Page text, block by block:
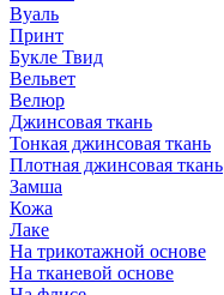
Вуаль
Принт
Букле Твид
Вельвет
Велюр
Джинсовая ткань
Тонкая джинсовая ткань
Плотная джинсовая ткань
Замша
Кожа
Лаке
На трикотажной основе
На тканевой основе